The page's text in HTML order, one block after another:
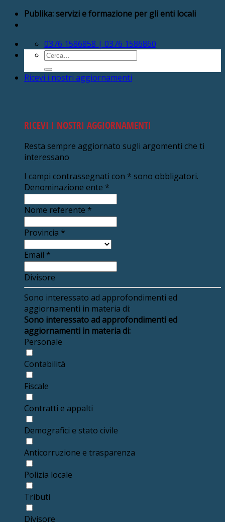
Salta Publika: servizi e formazione per gli enti locali
0376 1586858 | 0376 1586860
Cerca:
Ricevi i nostri aggiornamenti
RICEVI I NOSTRI AGGIORNAMENTI
Resta sempre aggiornato sugli argomenti che ti
interessano
I campi contrassegnati con * sono obbligatori.
Denominazione ente *
Nome referente *
Provincia *
Email *
Divisore
Sono interessato ad approfondimenti ed
aggiornamenti in materia di:
Sono interessato ad approfondimenti ed
aggiornamenti in materia di:
Personale
Contabilità
Fiscale
Contratti e appalti
Demografici e stato civile
Anticorruzione e trasparenza
Polizia locale
Tributi
Divisore